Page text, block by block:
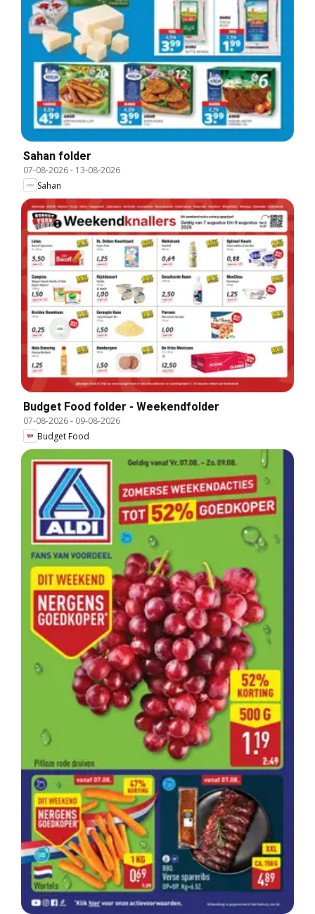
Sahan folder
07-08-2026- 13-08-2026
Sahan
Budget Food folder - Weekendfolder
07-08-2026- 09-08-2026
Budget Food